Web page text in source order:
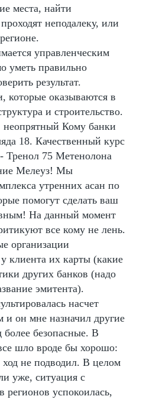
места, найти
неподалеку, или
управленческим
уметь правильно
результат.
которые оказываются в
и строительство.
Кому банки
18. Качественный курс
Тренол 75 Метенолона
Мелеуз! Мы
утренних асан по
помогут сделать ваш
На данный момент
все кому не лень.
организации
клиента их карты (какие
других банков (надо
эмитента).
насчет
и он мне назначил другие
более безопасные. В
шло вроде бы хорошо:
ход не подводил. В целом
уже, ситуация с
успокоилась,